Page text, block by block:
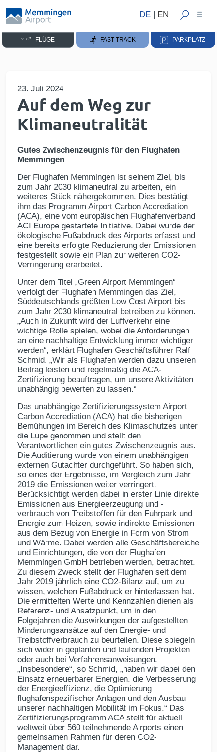
DE | EN
FLÜGE FAST TRACK PARKPLATZ
23. Juli 2024
Auf dem Weg zur
Klimaneutralität
Gutes Zwischenzeugnis für den Flughafen
Memmingen
Der Flughafen Memmingen ist seinem Ziel, bis
zum Jahr 2030 klimaneutral zu arbeiten, ein
weiteres Stück nähergekommen. Dies bestätigt
ihm das Programm Airport Carbon Accrediation
(ACA), eine vom europäischen Flughafenverband
ACI Europe gestartete Initiative. Dabei wurde der
ökologische Fußabdruck des Airports erfasst und
eine bereits erfolgte Reduzierung der Emissionen
festgestellt sowie ein Plan zur weiteren CO2-
Verringerung erarbeitet.
Unter dem Titel „Green Airport Memmingen“
verfolgt der Flughafen Memmingen das Ziel,
Süddeutschlands größten Low Cost Airport bis
zum Jahr 2030 klimaneutral betreiben zu können.
„Auch in Zukunft wird der Luftverkehr eine
wichtige Rolle spielen, wobei die Anforderungen
an eine nachhaltige Entwicklung immer wichtiger
werden“, erklärt Flughafen Geschäftsführer Ralf
Schmid. „Wir als Flughafen werden dazu unseren
Beitrag leisten und regelmäßig die ACA-
Zertifizierung beauftragen, um unsere Aktivitäten
unabhängig bewerten zu lassen.“
Das unabhängige Zertifizierungssystem Airport
Carbon Accrediation (ACA) hat die bisherigen
Bemühungen im Bereich des Klimaschutzes unter
die Lupe genommen und stellt den
Verantwortlichen ein gutes Zwischenzeugnis aus.
Die Auditierung wurde von einem unabhängigen
externen Gutachter durchgeführt. So haben sich,
so eines der Ergebnisse, im Vergleich zum Jahr
2019 die Emissionen weiter verringert.
Berücksichtigt werden dabei in erster Linie direkte
Emissionen aus Energieerzeugung und -
verbrauch von Treibstoffen für den Fuhrpark und
Energie zum Heizen, sowie indirekte Emissionen
aus dem Bezug von Energie in Form von Strom
und Wärme. Dabei werden alle Geschäftsbereiche
und Einrichtungen, die von der Flughafen
Memmingen GmbH betrieben werden, betrachtet.
Zu diesem Zweck stellt der Flughafen seit dem
Jahr 2019 jährlich eine CO2-Bilanz auf, um zu
wissen, welchen Fußabdruck er hinterlassen hat.
Die ermittelten Werte und Kennzahlen dienen als
Referenz- und Ansatzpunkt, um in den
Folgejahren die Auswirkungen der aufgestellten
Minderungsansätze auf den Energie- und
Treibstoffverbrauch zu beurteilen. Diese spiegeln
sich wider in geplanten und laufenden Projekten
oder auch bei Verfahrensanweisungen.
„Insbesondere“, so Schmid, „haben wir dabei den
Einsatz erneuerbarer Energien, die Verbesserung
der Energieeffizienz, die Optimierung
flughafenspezifischer Anlagen und den Ausbau
unserer nachhaltigen Mobilität im Fokus.“ Das
Zertifizierungsprogramm ACA stellt für aktuell
weltweit über 560 teilnehmende Airports einen
gemeinsamen Rahmen für deren CO2-
Management dar.